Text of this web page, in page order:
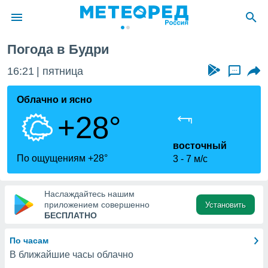
о
Вы можете
к этому
доступ
Погода в Будри
16:21 пятница ...
Облачно и ясно
+28°
По ощущениям +28°
восточный
3
7 м/с
Наслаждайтесь нашим
приложением совершенно
БЕСПЛАТНО
Установить
По часам
В ближайшие часы облачно